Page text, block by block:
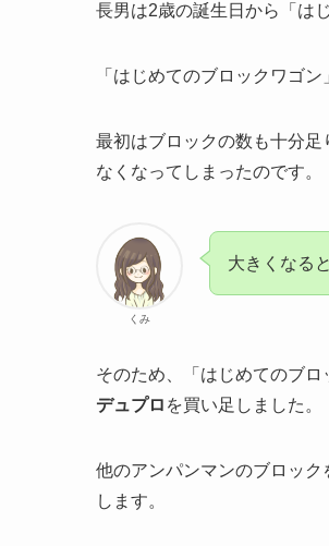
長男は2歳の誕生日から「は
「はじめてのブロックワゴン
最初はブロックの数も十分
なくなってしまったのです。
くみ
大きくなる
そのため、「はじめてのブ
デュプロ を買い足しました。
他のアンパンマンのブロッ
します。